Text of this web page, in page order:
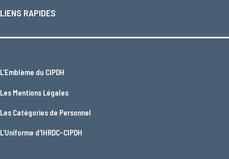
LIENS RAPIDES
L'Emblème du CIPDH
Les Mentions Légales
Les Catégories de Personnel
L'Uniforme d'IHRDC-CIPDH